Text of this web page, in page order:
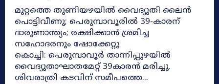
മുറ്റത്തെ തുണിയഴയിൽ വൈദ്യുതി ലൈൻ
പൊട്ടിവീണു; പെരുമ്പാവൂരിൽ 39-കാരന്
ദാരുണാന്ത്യം; രക്ഷിക്കാൻ ശ്രമിച്ച
സഹോദരനും ഷോക്കേറ്റു
കൊച്ചി: പെരുമ്പാവൂർ താന്നിപ്പുഴയിൽ
വൈദ്യുതാഘാതമേറ്റ് 39കാരൻ മരിച്ചു.
ശിവരാത്രി കടവിന് സമീപത്തെ...